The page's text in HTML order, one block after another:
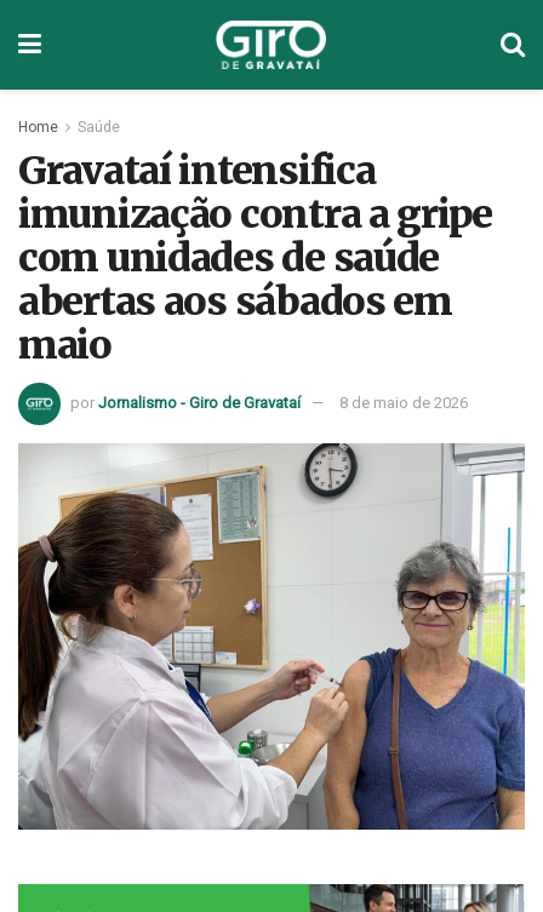
Home Saúde
Gravataí intensifica
imunização contra a gripe
com unidades de saúde
abertas aos sábados em
maio
por Jornalismo - Giro de Gravataí 8 de maio de 2026